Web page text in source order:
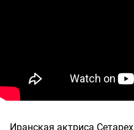
Иранская актриса